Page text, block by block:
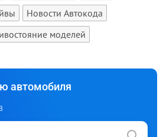
Новости Автокода
моделей
автомобиля